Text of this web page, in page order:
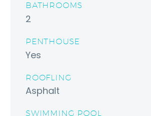
BATHROOMS
2
PENTHOUSE
Yes
ROOFLING
Asphalt
SWIMMING POOL